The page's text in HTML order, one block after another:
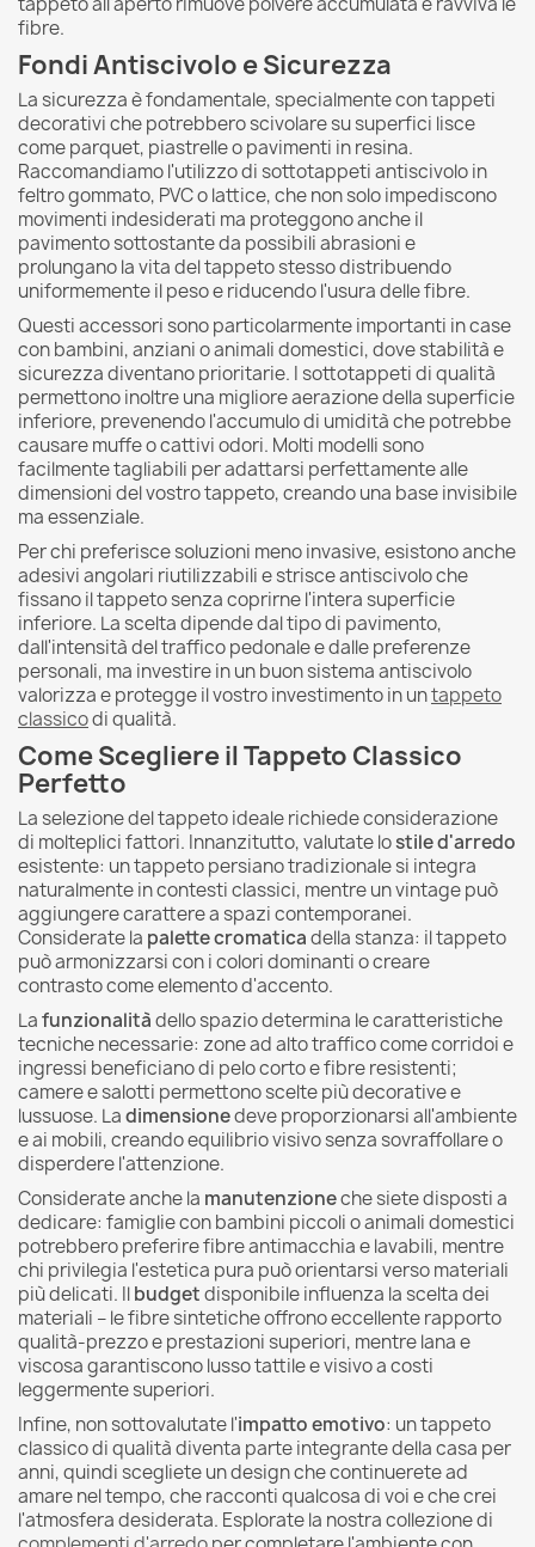
fibre.
Fondi Antiscivolo e Sicurezza
La sicurezza è fondamentale, specialmente con tappeti
decorativi che potrebbero scivolare su superfici lisce
come parquet, piastrelle o pavimenti in resina.
Raccomandiamo l'utilizzo di sottotappeti antiscivolo in
feltro gommato, PVC o lattice, che non solo impediscono
movimenti indesiderati ma proteggono anche il
pavimento sottostante da possibili abrasioni e
prolungano la vita del tappeto stesso distribuendo
uniformemente il peso e riducendo l'usura delle fibre.
Questi accessori sono particolarmente importanti in case
con bambini, anziani o animali domestici, dove stabilità e
sicurezza diventano prioritarie. I sottotappeti di qualità
permettono inoltre una migliore aerazione della superficie
inferiore, prevenendo l'accumulo di umidità che potrebbe
causare muffe o cattivi odori. Molti modelli sono
facilmente tagliabili per adattarsi perfettamente alle
dimensioni del vostro tappeto, creando una base invisibile
ma essenziale.
Per chi preferisce soluzioni meno invasive, esistono anche
adesivi angolari riutilizzabili e strisce antiscivolo che
fissano il tappeto senza coprirne l'intera superficie
inferiore. La scelta dipende dal tipo di pavimento,
dall'intensità del traffico pedonale e dalle preferenze
personali, ma investire in un buon sistema antiscivolo
valorizza e protegge il vostro investimento in untappeto
classicodi qualità.
Come Scegliere il Tappeto Classico
Perfetto
La selezione del tappeto ideale richiede considerazione
di molteplici fattori. Innanzitutto, valutate lostile d'arredo
esistente: un tappeto persiano tradizionale si integra
naturalmente in contesti classici, mentre un vintage può
aggiungere carattere a spazi contemporanei.
Considerate la palette cromaticadella stanza: il tappeto
può armonizzarsi con i colori dominanti o creare
contrasto come elemento d'accento.
Lafunzionalitàdello spazio determina le caratteristiche
tecniche necessarie: zone ad alto traffico come corridoi e
ingressi beneficiano di pelo corto e fibre resistenti;
camere e salotti permettono scelte più decorative e
lussuose. Ladimensionedeve proporzionarsi all'ambiente
e ai mobili, creando equilibrio visivo senza sovraffollare o
disperdere l'attenzione.
Considerate anche la manutenzioneche siete disposti a
dedicare: famiglie con bambini piccoli o animali domestici
potrebbero preferire fibre antimacchia e lavabili, mentre
chi privilegia l'estetica pura può orientarsi verso materiali
più delicati. Ilbudgetdisponibile influenza la scelta dei
materiali – le fibre sintetiche offrono eccellente rapporto
qualità-prezzo e prestazioni superiori, mentre lana e
viscosa garantiscono lusso tattile e visivo a costi
leggermente superiori.
Infine, non sottovalutate l'impatto emotivo: un tappeto
classico di qualità diventa parte integrante della casa per
anni, quindi scegliete un design che continuerete ad
amare nel tempo, che racconti qualcosa di voi e che crei
l'atmosfera desiderata. Esplorate la nostra collezione di